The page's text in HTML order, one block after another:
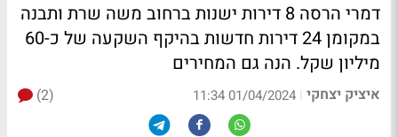
דמרי הרסה 8 דירות ישנות ברחוב משה שרת ותבנה
במקומן 24 דירות חדשות בהיקף השקעה של כ-60
מיליון שקל. הנה גם המחירים
איציק יצחקי |
01/04/2024 11:34
(2)